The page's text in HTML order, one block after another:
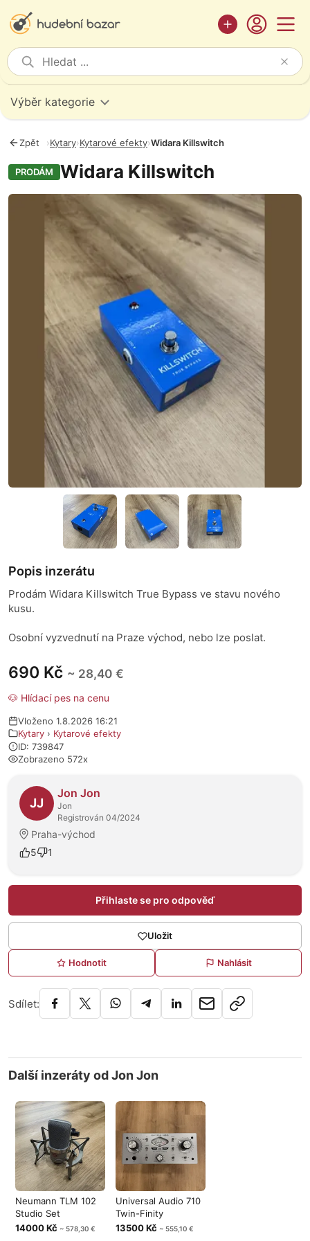
Výběr kategorie
Zpět ›Kytary›Kytarové efekty›Widara Killswitch
PRODÁM Widara Killswitch
Fotografie
690 Kč ~ 28,40 €
🐶 Hlídací pes na cenu
Vloženo 1.8.2026 16:21
Kytary › Kytarové efekty
ID: 739847
Zobrazeno 572x
O prodejci
JJ
Jon Jon
Jon
Registrován 04/2024
Praha-východ
5
1
Přihlaste se pro odpověď
Uložit
Hodnotit Nahlásit
Sdílet:
Popis inzerátu
Prodám Widara Killswitch True Bypass ve stavu nového
kusu.
Osobní vyzvednutí na Praze východ, nebo lze poslat.
Další inzeráty od Jon Jon
Neumann TLM 102
Studio Set
14000 Kč ~ 578,30 €
Universal Audio 710
Twin-Finity
13500 Kč ~ 555,10 €